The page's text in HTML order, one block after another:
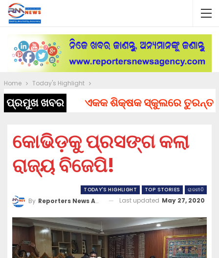
Home Today's Highlight
ପ୍ରମୁଖ ଖବରଏକକ ଶିକ୍ଷକ ସ୍କୁଲରେ ତୁରନ୍ତ
କୋଭିଡ଼କୁ ପ୍ରସଙ୍ଗ କଲା
ରାଜ୍ୟ ବିଜେପି!
TODAY'S HIGHLIGHT TOP STORIES ରାଜନୀତି
By Reporters News Agency Last updated May 27, 2020